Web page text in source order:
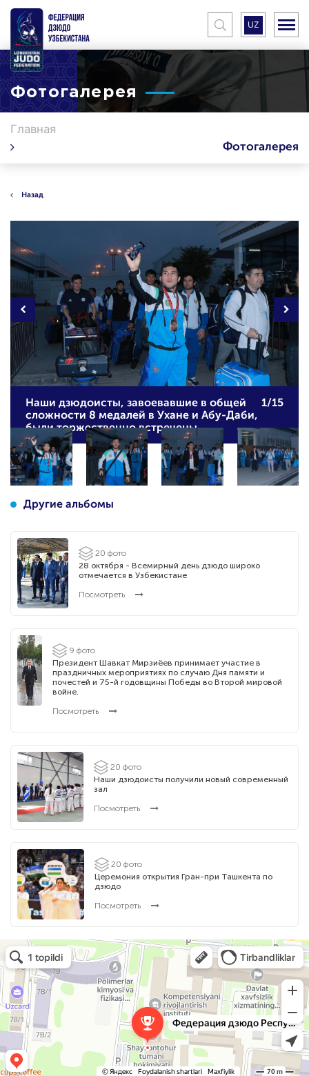
UZ
Фотогалерея
Главная
Фотогалерея
Назад
Наши дзюдоисты, завоевавшие в общей
сложности 8 медалей в Ухане и Абу-Даби,
были торжественно встречены
1/15
Другие альбомы
20 фото
28 октября - Всемирный день дзюдо широко
отмечается в Узбекистане
Посмотреть
9 фото
Президент Шавкат Мирзиёев принимает участие в
праздничных мероприятиях по случаю Дня памяти и
почестей и 75-й годовщины Победы во Второй мировой
войне.
Посмотреть
20 фото
Наши дзюдоисты получили новый современный
зал
Посмотреть
20 фото
Церемония открытия Гран-при Ташкента по
дзюдо
Посмотреть